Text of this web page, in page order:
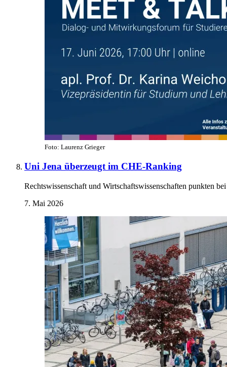
Foto: Laurenz Grieger
Uni Jena überzeugt im CHE-Ranking
Rechtswissenschaft und Wirtschaftswissenschaften punkten
7. Mai 2026